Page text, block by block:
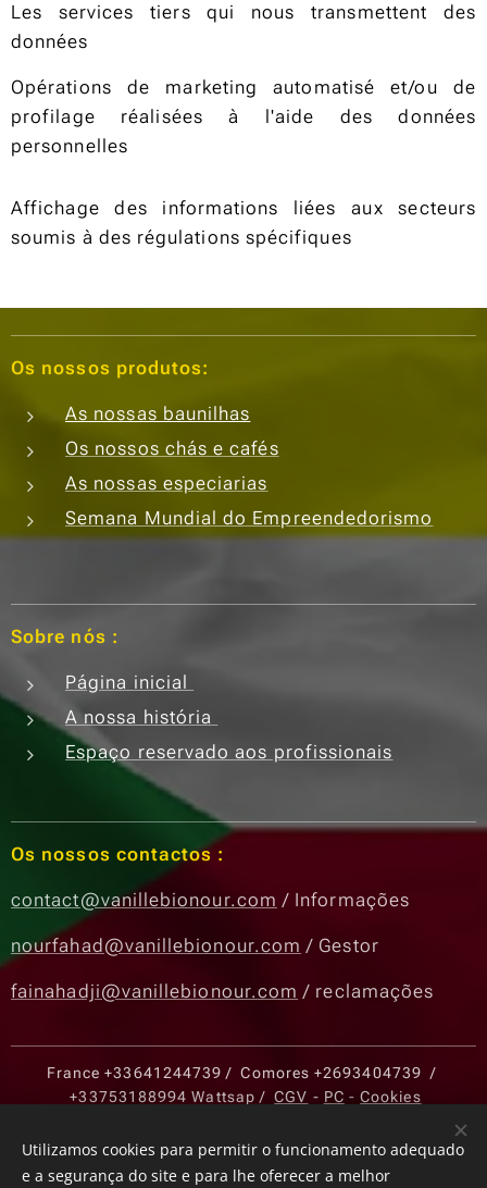
Les services tiers qui nous transmettent des
données
Opérations de marketing automatisé et/ou de
profilage réalisées à l'aide des données
personnelles
Affichage des informations liées aux secteurs
soumis à des régulations spécifiques
Os nossos produtos:
As nossas baunilhas
Os nossos chás e cafés
As nossas especiarias
Semana Mundial do Empreendedorismo
Sobre nós :
Página inicial
A nossa história
Espaço reservado aos profissionais
Os nossos contactos :
contact@vanillebionour.com / Informações
nourfahad@vanillebionour.com / Gestor
fainahadji@vanillebionour.com / reclamações
France+33641244739 / Comores+2693404739 /
+33753188994Wattsap / CGV - PC -Cookies
Idiomas
Utilizamos cookies para permitir o funcionamento adequado
e a segurança do site e para lhe oferecer a melhor